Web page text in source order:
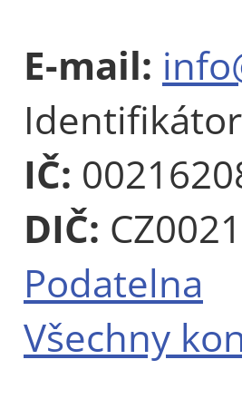
E-mail:
IČ:
DIČ:
Podatelna
Všechny